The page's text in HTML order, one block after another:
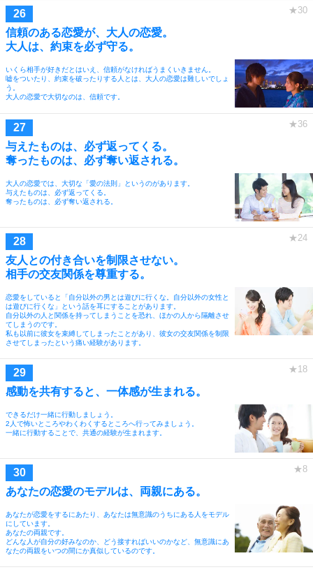
信頼のある恋愛が、大人の恋愛。
大人は、約束を必ず守る。
いくら相手が好きだとはいえ、信頼がなければうまくいきません。
嘘をついたり、約束を破ったりする人とは、大人の恋愛は難しいでしょ
う。
大人の恋愛で大切なのは、信頼です。
与えたものは、必ず返ってくる。
奪ったものは、必ず奪い返される。
大人の恋愛では、大切な「愛の法則」というのがあります。
与えたものは、必ず返ってくる。
奪ったものは、必ず奪い返される。
友人との付き合いを制限させない。
相手の交友関係を尊重する。
恋愛をしていると「自分以外の男とは遊びに行くな。自分以外の女性と
は遊びに行くな」という話を耳にすることがあります。
自分以外の人と関係を持ってしまうことを恐れ、ほかの人から隔離させ
てしまうのです。
私も以前に彼女を束縛してしまったことがあり、彼女の交友関係を制限
させてしまったという痛い経験があります。
感動を共有すると、一体感が生まれる。
できるだけ一緒に行動しましょう。
2人で怖いところやわくわくするところへ行ってみましょう。
一緒に行動することで、共通の経験が生まれます。
あなたの恋愛のモデルは、両親にある。
あなたが恋愛をするにあたり、あなたは無意識のうちにある人をモデル
にしています。
あなたの両親です。
どんな人が自分の好みなのか、どう接すればいいのかなど、無意識にあ
なたの両親をいつの間にか真似しているのです。